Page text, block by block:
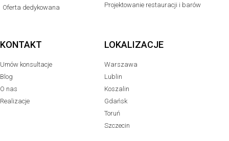
Oferta dedykowana
Projektowanie restauracji i barów
KONTAKT
Umów konsultacje
Blog
O nas
Realizacje
LOKALIZACJE
Warszawa
Lublin
Koszalin
Gdańsk
Toruń
Szczecin